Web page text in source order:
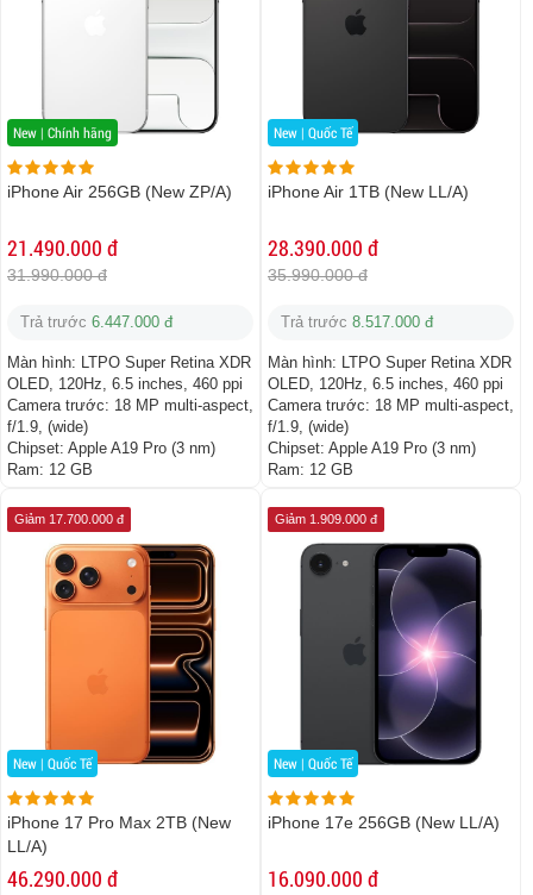
New | Chính hãng
iPhone Air 256GB (New ZP/A)
21.490.000 đ
31.990.000 đ
Trả trước 6.447.000 đ
Màn hình: LTPO Super Retina XDR
OLED, 120Hz, 6.5 inches, 460 ppi
Camera trước: 18 MP multi-aspect,
f/1.9, (wide)
Chipset: Apple A19 Pro (3 nm)
Ram: 12 GB
New | Quốc Tế
iPhone Air 1TB (New LL/A)
28.390.000 đ
35.990.000 đ
Trả trước 8.517.000 đ
Màn hình: LTPO Super Retina XDR
OLED, 120Hz, 6.5 inches, 460 ppi
Camera trước: 18 MP multi-aspect,
f/1.9, (wide)
Chipset: Apple A19 Pro (3 nm)
Ram: 12 GB
New | Quốc Tế
Giảm 17.700.000 đ
iPhone 17 Pro Max 2TB (New
LL/A)
46.290.000 đ
New | Quốc Tế
Giảm 1.909.000 đ
iPhone 17e 256GB (New LL/A)
16.090.000 đ